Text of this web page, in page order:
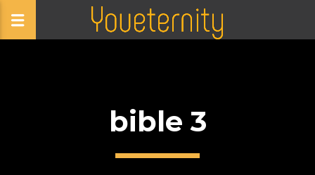
bible 3